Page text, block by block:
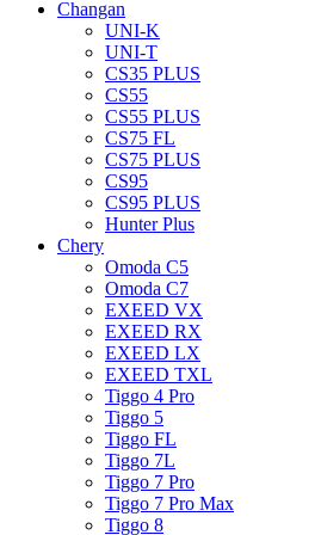
Changan
UNI-K
UNI-T
CS35 PLUS
CS55
CS55 PLUS
CS75 FL
CS75 PLUS
CS95
CS95 PLUS
Hunter Plus
Chery
Omoda C5
Omoda C7
EXEED VX
EXEED RX
EXEED LX
EXEED TXL
Tiggo 4 Pro
Tiggo 5
Tiggo FL
Tiggo 7L
Tiggo 7 Pro
Tiggo 7 Pro Max
Tiggo 8